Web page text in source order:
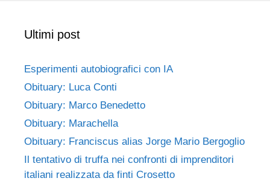
Ultimi post
Esperimenti autobiografici con IA
Obituary: Luca Conti
Obituary: Marco Benedetto
Obituary: Marachella
Obituary: Franciscus alias Jorge Mario Bergoglio
Il tentativo di truffa nei confronti di imprenditori
italiani realizzata da finti Crosetto